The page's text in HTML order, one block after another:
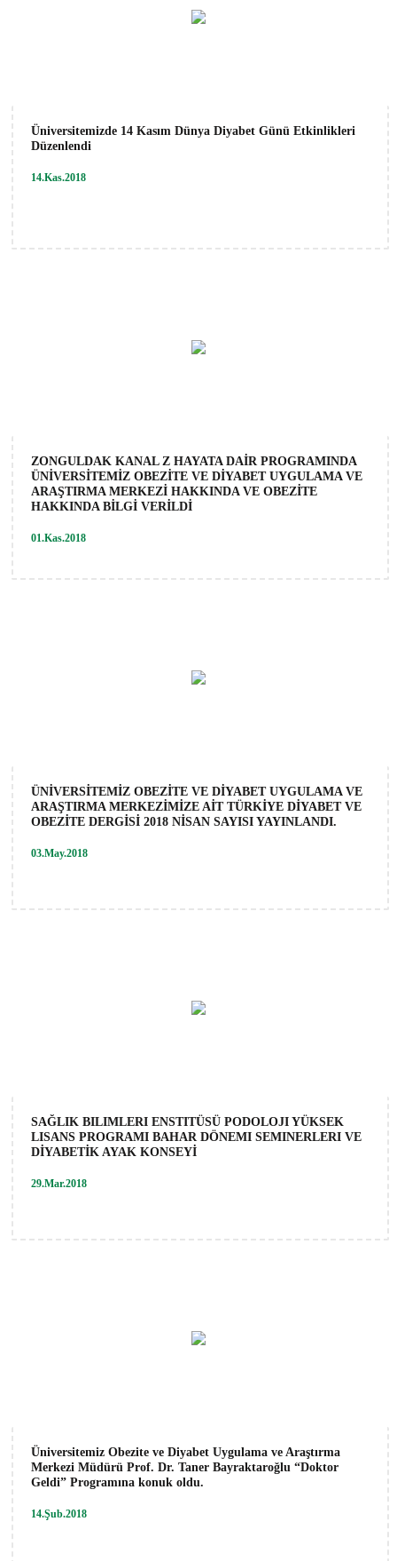
Üniversitemizde 14 Kasım Dünya Diyabet Günü Etkinlikleri
Düzenlendi
14.Kas.2018
ZONGULDAK KANAL Z HAYATA DAİR PROGRAMINDA
ÜNİVERSİTEMİZ OBEZİTE VE DİYABET UYGULAMA VE
ARAŞTIRMA MERKEZİ HAKKINDA VE OBEZİTE
HAKKINDA BİLGİ VERİLDİ
01.Kas.2018
ÜNİVERSİTEMİZ OBEZİTE VE DİYABET UYGULAMA VE
ARAŞTIRMA MERKEZİMİZE AİT TÜRKİYE DİYABET VE
OBEZİTE DERGİSİ 2018 NİSAN SAYISI YAYINLANDI.
03.May.2018
SAĞLIK BILIMLERI ENSTITÜSÜ PODOLOJI YÜKSEK
LISANS PROGRAMI BAHAR DÖNEMI SEMINERLERI VE
DİYABETİK AYAK KONSEYİ
29.Mar.2018
Üniversitemiz Obezite ve Diyabet Uygulama ve Araştırma
Merkezi Müdürü Prof. Dr. Taner Bayraktaroğlu “Doktor
Geldi” Programına konuk oldu.
14.Şub.2018